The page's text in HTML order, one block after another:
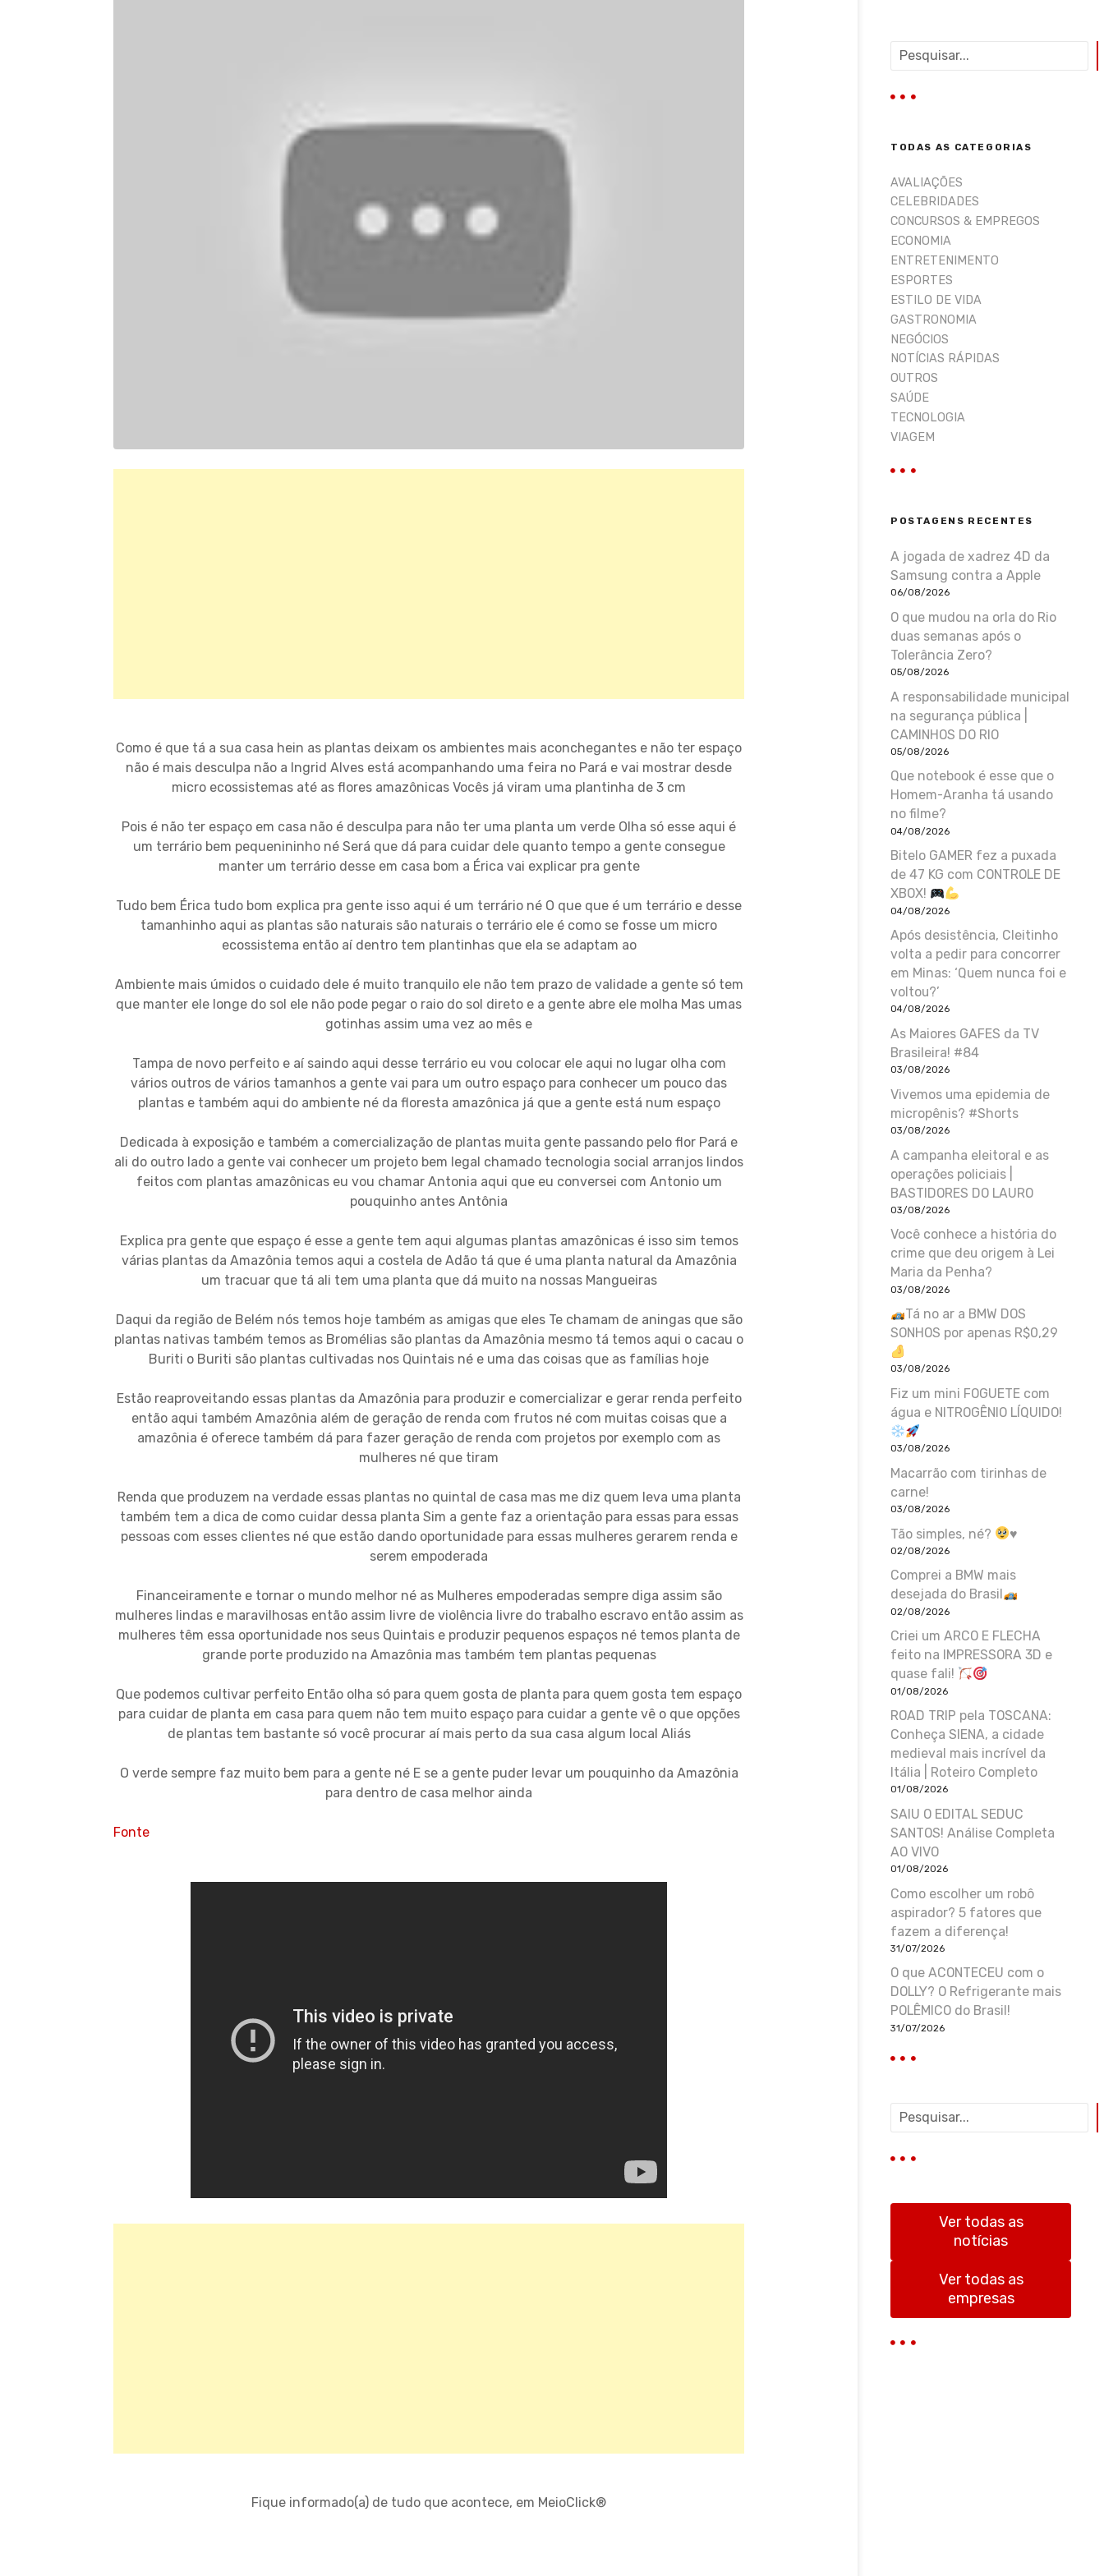
Como é que tá a sua casa hein as plantas deixam os ambientes mais aconchegantes e não ter espaço
não é mais desculpa não a Ingrid Alves está acompanhando uma feira no Pará e vai mostrar desde
micro ecossistemas até as flores amazônicas Vocês já viram uma plantinha de 3 cm
Pois é não ter espaço em casa não é desculpa para não ter uma planta um verde Olha só esse aqui é
um terrário bem pequenininho né Será que dá para cuidar dele quanto tempo a gente consegue
manter um terrário desse em casa bom a Érica vai explicar pra gente
Tudo bem Érica tudo bom explica pra gente isso aqui é um terrário né O que que é um terrário e desse
tamanhinho aqui as plantas são naturais são naturais o terrário ele é como se fosse um micro
ecossistema então aí dentro tem plantinhas que ela se adaptam ao
Ambiente mais úmidos o cuidado dele é muito tranquilo ele não tem prazo de validade a gente só tem
que manter ele longe do sol ele não pode pegar o raio do sol direto e a gente abre ele molha Mas umas
gotinhas assim uma vez ao mês e
Tampa de novo perfeito e aí saindo aqui desse terrário eu vou colocar ele aqui no lugar olha com
vários outros de vários tamanhos a gente vai para um outro espaço para conhecer um pouco das
plantas e também aqui do ambiente né da floresta amazônica já que a gente está num espaço
Dedicada à exposição e também a comercialização de plantas muita gente passando pelo flor Pará e
ali do outro lado a gente vai conhecer um projeto bem legal chamado tecnologia social arranjos lindos
feitos com plantas amazônicas eu vou chamar Antonia aqui que eu conversei com Antonio um
pouquinho antes Antônia
Explica pra gente que espaço é esse a gente tem aqui algumas plantas amazônicas é isso sim temos
várias plantas da Amazônia temos aqui a costela de Adão tá que é uma planta natural da Amazônia
um tracuar que tá ali tem uma planta que dá muito na nossas Mangueiras
Daqui da região de Belém nós temos hoje também as amigas que eles Te chamam de aningas que são
plantas nativas também temos as Bromélias são plantas da Amazônia mesmo tá temos aqui o cacau o
Buriti o Buriti são plantas cultivadas nos Quintais né e uma das coisas que as famílias hoje
Estão reaproveitando essas plantas da Amazônia para produzir e comercializar e gerar renda perfeito
então aqui também Amazônia além de geração de renda com frutos né com muitas coisas que a
amazônia é oferece também dá para fazer geração de renda com projetos por exemplo com as
mulheres né que tiram
Renda que produzem na verdade essas plantas no quintal de casa mas me diz quem leva uma planta
também tem a dica de como cuidar dessa planta Sim a gente faz a orientação para essas para essas
pessoas com esses clientes né que estão dando oportunidade para essas mulheres gerarem renda e
serem empoderada
Financeiramente e tornar o mundo melhor né as Mulheres empoderadas sempre diga assim são
mulheres lindas e maravilhosas então assim livre de violência livre do trabalho escravo então assim as
mulheres têm essa oportunidade nos seus Quintais e produzir pequenos espaços né temos planta de
grande porte produzido na Amazônia mas também tem plantas pequenas
Que podemos cultivar perfeito Então olha só para quem gosta de planta para quem gosta tem espaço
para cuidar de planta em casa para quem não tem muito espaço para cuidar a gente vê o que opções
de plantas tem bastante só você procurar aí mais perto da sua casa algum local Aliás
O verde sempre faz muito bem para a gente né E se a gente puder levar um pouquinho da Amazônia
para dentro de casa melhor ainda
Fonte
Fique informado(a) de tudo que acontece, em MeioClick®
q
s
r
TODAS AS CATEGORIAS
AVALIAÇÕES
CELEBRIDADES
CONCURSOS & EMPREGOS
ECONOMIA
ENTRETENIMENTO
ESPORTES
ESTILO DE VIDA
GASTRONOMIA
NEGÓCIOS
NOTÍCIAS RÁPIDAS
OUTROS
SAÚDE
TECNOLOGIA
VIAGEM
POSTAGENS RECENTES
A jogada de xadrez 4D da
Samsung contra a Apple
06/08/2026
O que mudou na orla do Rio
duas semanas após o
Tolerância Zero?
05/08/2026
A responsabilidade municipal
na segurança pública |
CAMINHOS DO RIO
05/08/2026
Que notebook é esse que o
Homem-Aranha tá usando
no filme?
04/08/2026
Bitelo GAMER fez a puxada
de 47 KG com CONTROLE DE
XBOX!
04/08/2026
Após desistência, Cleitinho
volta a pedir para concorrer
em Minas: ‘Quem nunca foi e
voltou?’
04/08/2026
As Maiores GAFES da TV
Brasileira! #84
03/08/2026
Vivemos uma epidemia de
micropênis? #Shorts
03/08/2026
A campanha eleitoral e as
operações policiais |
BASTIDORES DO LAURO
03/08/2026
Você conhece a história do
crime que deu origem à Lei
Maria da Penha?
03/08/2026
Tá no ar a BMW DOS
SONHOS por apenas R$0,29
03/08/2026
Fiz um mini FOGUETE com
água e NITROGÊNIO LÍQUIDO!
03/08/2026
Macarrão com tirinhas de
carne!
03/08/2026
Tão simples, né? ♥️
02/08/2026
Comprei a BMW mais
desejada do Brasil
02/08/2026
Criei um ARCO E FLECHA
feito na IMPRESSORA 3D e
quase fali!
01/08/2026
ROAD TRIP pela TOSCANA:
Conheça SIENA, a cidade
medieval mais incrível da
Itália | Roteiro Completo
01/08/2026
SAIU O EDITAL SEDUC
SANTOS! Análise Completa
AO VIVO
01/08/2026
Como escolher um robô
aspirador? 5 fatores que
fazem a diferença!
31/07/2026
O que ACONTECEU com o
DOLLY? O Refrigerante mais
POLÊMICO do Brasil!
31/07/2026
q
Ver todas as
notícias
Ver todas as
empresas